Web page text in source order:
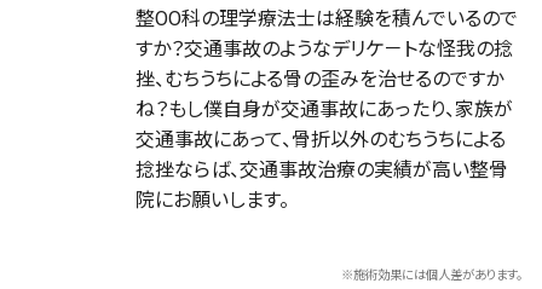
整OO科の理学療法士は経験を積んでいるので
すか？交通事故のようなデリケ－トな怪我の捻
挫、むちうちによる骨の歪みを治せるのですか
ね？もし僕自身が交通事故にあったり、家族が
交通事故にあって、骨折以外のむちうちによる
捻挫ならば、交通事故治療の実績が高い整骨
院にお願いします。
※施術効果には個人差があります。